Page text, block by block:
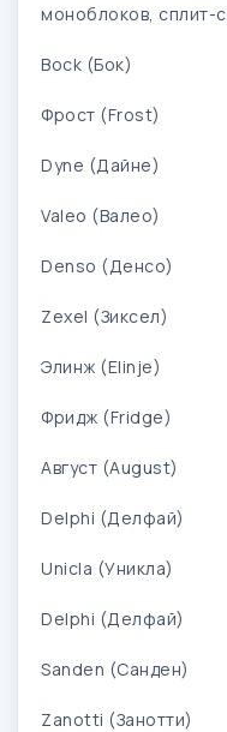
моноблоков, сплит-
Bock (Бок)
Фрост (Frost)
Dyne (Дайне)
Valeo (Валео)
Denso (Денсо)
Zexel (Зиксел)
Элинж (Elinje)
Фридж (Fridge)
Август (August)
Delphi (Делфай)
Unicla (Уникла)
Delphi (Делфай)
Sanden (Санден)
Zanotti (Занотти)